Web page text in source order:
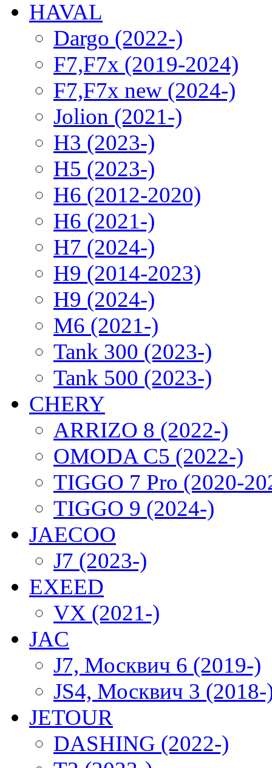
HAVAL
Dargo (2022-)
F7,F7x (2019-2024)
F7,F7x new (2024-)
Jolion (2021-)
H3 (2023-)
H5 (2023-)
H6 (2012-2020)
H6 (2021-)
H7 (2024-)
H9 (2014-2023)
H9 (2024-)
M6 (2021-)
Tank 300 (2023-)
Tank 500 (2023-)
CHERY
ARRIZO 8 (2022-)
OMODA C5 (2022-)
TIGGO 7 Pro (2020-
TIGGO 9 (2024-)
JAECOO
J7 (2023-)
EXEED
VX (2021-)
JAC
J7, Москвич 6 (2019-)
JS4, Москвич 3 (2018-
JETOUR
DASHING (2022-)